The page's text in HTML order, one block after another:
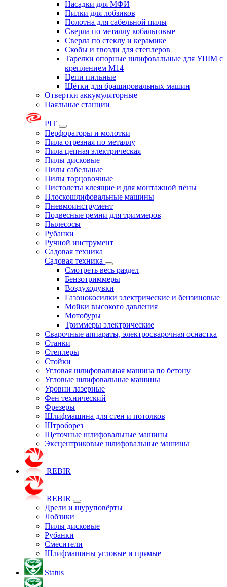
Насадки для МФИ
Пилки для лобзиков
Полотна для сабельной пилы
Сверла по металлу кобальтовые
Сверла по стеклу и керамике
Скобы и гвозди для степлеров
Тарелки опорные шлифовальные для УШМ с
креплением М14
Цепи пильные
Щётки для брашировальных машин
Отвертки аккумуляторные
Паяльные станции
PIT
Перфораторы и молотки
Пила отрезная по металлу
Пила цепная электрическая
Пилы дисковые
Пилы сабельные
Пилы торцовочные
Пистолеты клеящие и для монтажной пены
Плоскошлифовальные машины
Пневмоинструмент
Подвесные ремни для триммеров
Пылесосы
Рубанки
Ручной инструмент
Садовая техника
Садовая техника
Смотреть весь раздел
Бензотриммеры
Воздуходувки
Газонокосилки электрические и бензиновые
Мойки высокого давления
Мотобуры
Триммеры электрические
Сварочные аппараты, электросварочная оснастка
Станки
Степлеры
Стойки
Угловая шлифовальная машина по бетону
Угловые шлифовальные машины
Уровни лазерные
Фен технический
Фрезеры
Шлифмашина для стен и потолков
Штроборез
Щеточные шлифовальные машины
Эксцентриковые шлифовальные машины
REBIR
REBIR
Дрели и шуруповёрты
Лобзики
Пилы дисковые
Рубанки
Смесители
Шлифмашины угловые и прямые
Status